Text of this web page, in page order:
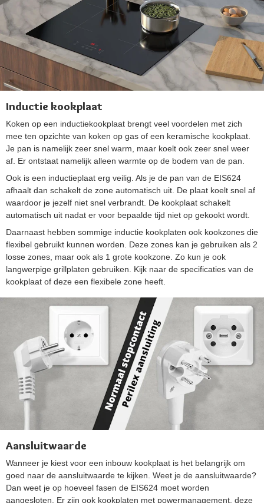
Inductie kookplaat
Koken op een inductiekookplaat brengt veel voordelen met zich
mee ten opzichte van koken op gas of een keramische kookplaat.
Je pan is namelijk zeer snel warm, maar koelt ook zeer snel weer
af. Er ontstaat namelijk alleen warmte op de bodem van de pan.
Ook is een inductieplaat erg veilig. Als je de pan van de EIS624
afhaalt dan schakelt de zone automatisch uit. De plaat koelt snel af
waardoor je jezelf niet snel verbrandt. De kookplaat schakelt
automatisch uit nadat er voor bepaalde tijd niet op gekookt wordt.
Daarnaast hebben sommige inductie kookplaten ook kookzones die
flexibel gebruikt kunnen worden. Deze zones kan je gebruiken als 2
losse zones, maar ook als 1 grote kookzone. Zo kun je ook
langwerpige grillplaten gebruiken. Kijk naar de specificaties van de
kookplaat of deze een flexibele zone heeft.
Aansluitwaarde
Wanneer je kiest voor een inbouw kookplaat is het belangrijk om
goed naar de aansluitwaarde te kijken. Weet je de aansluitwaarde?
Dan weet je op hoeveel fasen de EIS624 moet worden
aangesloten. Er zijn ook kookplaten met powermanagement, deze